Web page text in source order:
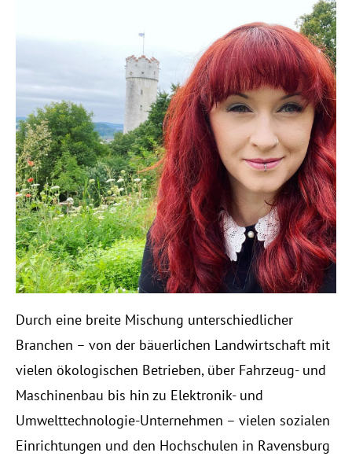
Durch eine breite Mischung unterschiedlicher
Branchen – von der bäuerlichen Landwirtschaft mit
vielen ökologischen Betrieben, über Fahrzeug- und
Maschinenbau bis hin zu Elektronik- und
Umwelttechnologie-Unternehmen – vielen sozialen
Einrichtungen und den Hochschulen in Ravensburg